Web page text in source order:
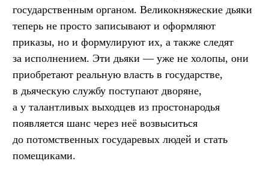
государственным органом. Великокняжеские дьяки
теперь не просто записывают и оформляют
приказы, но и формулируют их, а также следят
за исполнением. Эти дьяки — уже не холопы, они
приобретают реальную власть в государстве,
в дьяческую службу поступают дворяне,
а у талантливых выходцев из простонародья
появляется шанс через неё возвыситься
до потомственных государевых людей и стать
помещиками.